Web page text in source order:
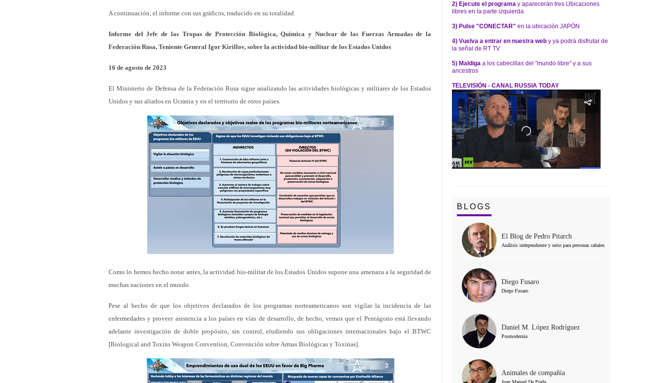
A continuación, el informe con sus gráficos, traducido en su totalidad.
Informe del Jefe de las Tropas de Protección Biológica, Química y Nuclear de las Fuerzas Armadas de la
Federación Rusa, Teniente General Igor Kirillov, sobre la actividad bio-militar de los Estados Unidos
16 de agosto de 2023
El Ministerio de Defensa de la Federación Rusa sigue analizando las actividades biológicas y militares de los Estados
Unidos y sus aliados en Ucrania y en el territorio de otros países.
Como lo hemos hecho notar antes, la actividad bio-militar de los Estados Unidos supone una amenaza a la seguridad de
muchas naciones en el mundo.
Pese al hecho de que los objetivos declarados de los programas norteamericanos son vigilar la incidencia de las
enfermedades y proveer asistencia a los países en vías de desarrollo, de hecho, vemos que el Pentágono está llevando
adelante investigación de doble propósito, sin control, eludiendo sus obligaciones internacionales bajo el BTWC
[Biological and Toxins Weapon Convention, Convención sobre Armas Biológicas y Toxinas].
2) Ejecute el programa y aparecerán tres Ubicaciones
libres en la parte izquierda
3) Pulse "CONECTAR" en la ubicación JAPÓN
4) Vuelva a entrar en nuestra web y ya podrá disfrutar de
la señal de RT TV
5) Maldiga a los cabecillas del "mundo libre" y a sus
ancestros
TELEVISIÓN - CANAL RUSSIA TODAY
BLOGS
El Blog de Pedro Pitarch
Análisis independiente y serio para personas cabales
Diego Fusaro
Diego Fusaro
Daniel M. López Rodríguez
Posmodernia
Animales de compañía
Juan Manuel De Prada